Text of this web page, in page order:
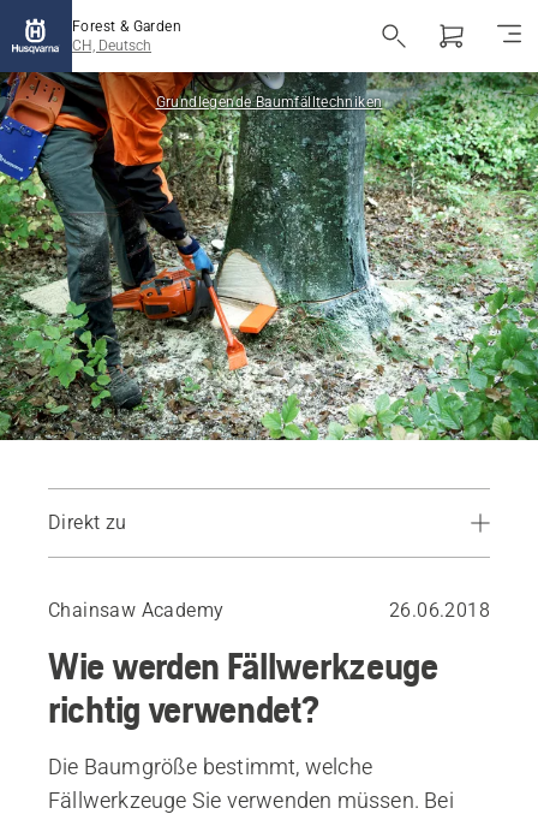
Forest & Garden
CH, Deutsch
Grundlegende Baumfälltechniken
Direkt zu
Schlagheber
Fällkeil
Chainsaw Academy 26.06.2018
Wie werden Fällwerkzeuge
richtig verwendet?
Die Baumgröße bestimmt, welche
Fällwerkzeuge Sie verwenden müssen. Bei